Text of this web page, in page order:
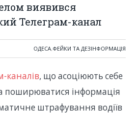
виявився
Телеграм-канал
ОДЕСА,ФЕЙКИ ТА ДЕЗІНФОРМАЦІЯ
каналів, що асоціюють себе
поширюватися інформація
штрафування водіїв